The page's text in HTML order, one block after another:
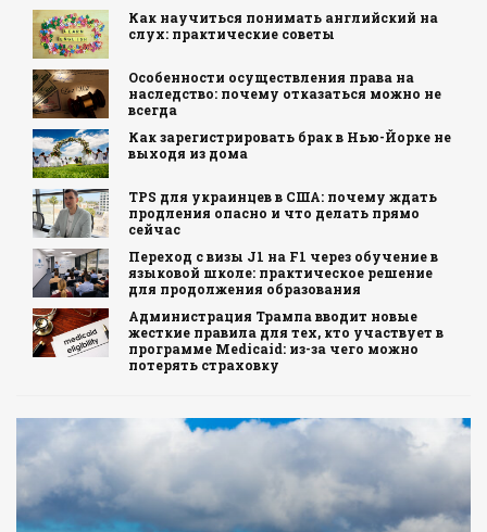
Как научиться понимать английский на
слух: практические советы
Особенности осуществления права на
наследство: почему отказаться можно не
всегда
Как зарегистрировать брак в Нью-Йорке не
выходя из дома
TPS для украинцев в США: почему ждать
продления опасно и что делать прямо
сейчас
Переход с визы J1 на F1 через обучение в
языковой школе: практическое решение
для продолжения образования
Администрация Трампа вводит новые
жесткие правила для тех, кто участвует в
программе Medicaid: из-за чего можно
потерять страховку